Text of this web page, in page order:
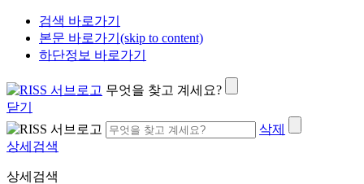
검색 바로가기
본문 바로가기(skip to content)
하단정보 바로가기
무엇을 찾고 계세요?
닫기
삭제
상세검색
상세검색